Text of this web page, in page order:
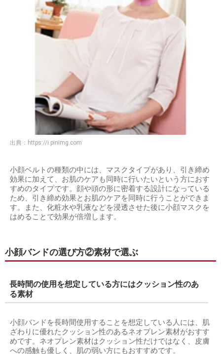
出典： https://i.pinimg.com
小顔ベルトの種類の中には、マスクタイプがあり、引き締め
効果に加えて、お肌のケアも同時に行いたいという方におす
すめのタイプです。顔や頭の形に密着する設計になっている
ため、引き締め効果とお肌のケアを同時に行うことができま
す。また、化粧水や乳液などを浸透させた後に小顔マスクを
はめることで効果が倍増します。
小顔バンドの選び方②素材で選ぶ
長時間の使用を想定している方にはクッション性のあ
る素材
小顔バンドを長時間使用することを想定している人には、肌
ざわりに優れたクッション性のあるネオプレン素材がおすす
めです。ネオプレン素材はクッション性だけではなく、皮膚
への感触も優しく、肌の弱い方にもおすすめです。